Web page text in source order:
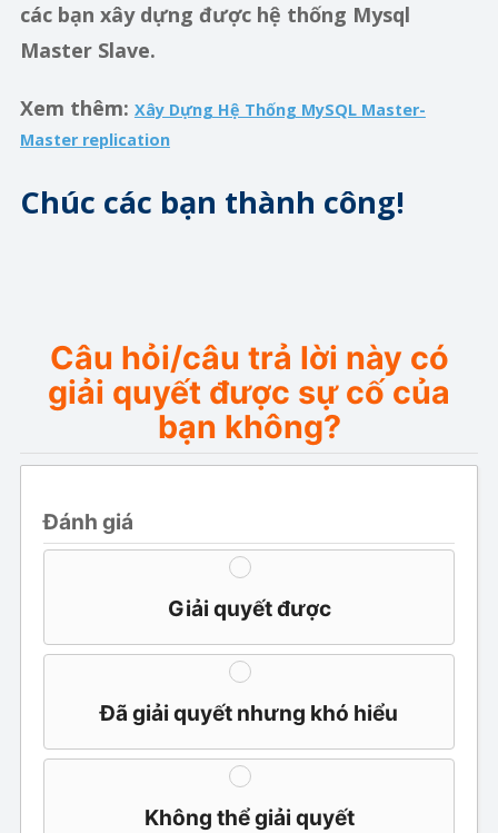
các bạn xây dựng được hệ thống Mysql
Master Slave.
Xem thêm: Xây Dựng Hệ Thống MySQL Master-
Master replication
Chúc các bạn thành công!
Câu hỏi/câu trả lời này có
giải quyết được sự cố của
bạn không?
Đánh giá
Giải quyết được
Đã giải quyết nhưng khó hiểu
Không thể giải quyết